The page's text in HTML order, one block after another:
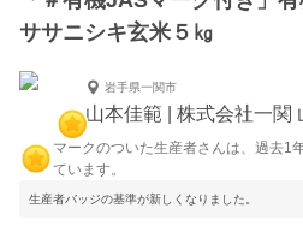
ササニシキ玄米５㎏
岩手県一関市
山本佳範 | 株式会社一関
マークのついた生産者さんは、過去1
ています。
生産者バッジの基準が新しくなりました。